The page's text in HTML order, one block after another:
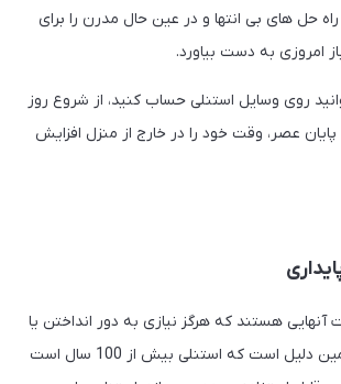
حل های بی انتها و در عین حال مدرن را برای
امروزی به دست بیاورد.
روی وسایل استنلی حساب کنید، از شروع روز
پایان عصر، وقت خود را در خارج از منزل افزایش
آنهایی هستند که هرگز نیازی به دور انداختن یا
تعویض ندارند. به همین دلیل است که استنلی بیش از 100 سال است